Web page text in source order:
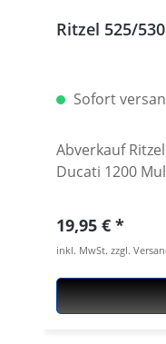
Ritzel 525/
Sofort
Abverkauf Ritzel in 525 oder 530er
Ducati 1200
Regulärer Preis:
19,95 €
inkl. MwSt. zzgl.